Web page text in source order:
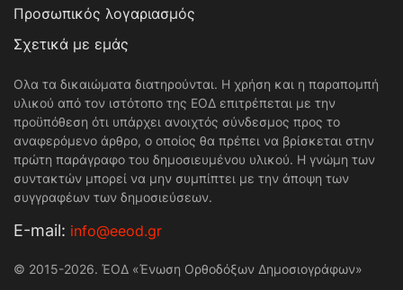
Προσωπικός λογαριασμός
Σχετικά με εμάς
Ολα τα δικαιώματα διατηρούνται. Η χρήση και η παραπομπή
υλικού από τον ιστότοπο της ΕΟΔ επιτρέπεται με την
προϋπόθεση ότι υπάρχει ανοιχτός σύνδεσμος προς το
αναφερόμενο άρθρο, ο οποίος θα πρέπει να βρίσκεται στην
πρώτη παράγραφο του δημοσιευμένου υλικού. Η γνώμη των
συντακτών μπορεί να μην συμπίπτει με την άποψη των
συγγραφέων των δημοσιεύσεων.
Е-mail: info@eeod.gr
© 2015-2026. ΈΟΔ «Ένωση Ορθοδόξων Δημοσιογράφων»